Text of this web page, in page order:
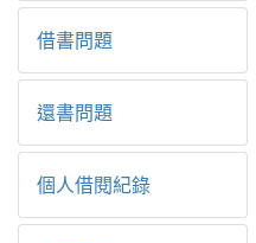
借書問題
還書問題
個人借閱紀錄